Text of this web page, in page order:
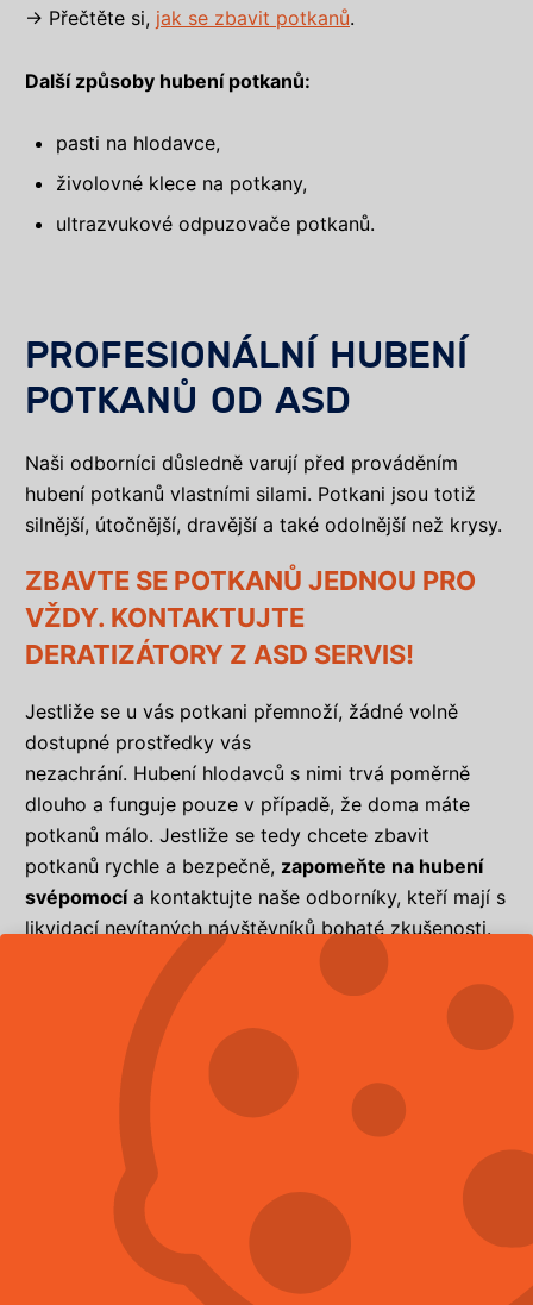
→ Přečtěte si, jak se zbavit potkanů.
Další způsoby hubení potkanů:
pasti na hlodavce,
živolovné klece na potkany,
ultrazvukové odpuzovače potkanů.
PROFESIONÁLNÍ HUBENÍ
POTKANŮ OD ASD
Naši odborníci důsledně varují před prováděním
hubení potkanů vlastními silami. Potkani jsou totiž
silnější, útočnější, dravější a také odolnější než krysy.
ZBAVTE SE POTKANŮ JEDNOU PRO
VŽDY. KONTAKTUJTE
DERATIZÁTORY Z ASD SERVIS!
Jestliže se u vás potkani přemnoží, žádné volně
dostupné prostředky vás
nezachrání. Hubení hlodavců s nimi trvá poměrně
dlouho a funguje pouze v případě, že doma máte
potkanů málo. Jestliže se tedy chcete zbavit
potkanů rychle a bezpečně, zapomeňte na hubení
svépomocía kontaktujte naše odborníky, kteří mají s
likvidací nevítaných návštěvníků bohaté zkušenosti.
JAK HUBÍ POTKANY NAŠI ODBORNÍCI
Pokud jste si na hubení potkanů objednali deratizační
firmu ASD SERVIS, udělali jste dobře. Navštívíme vás
v domluveném termínu a
důkladně prověříme
zasažený objekt
. Po odhalení všech rizikových míst,
kudy potkani pronikají dovnitř, vám poradíme, jak se
jejich nevítaným návštěvám účinně bránit.
Naši deratizátoři k hubení potkanů
používají tzv.
inteligentní pasti neboli staničky, které rozmístí na